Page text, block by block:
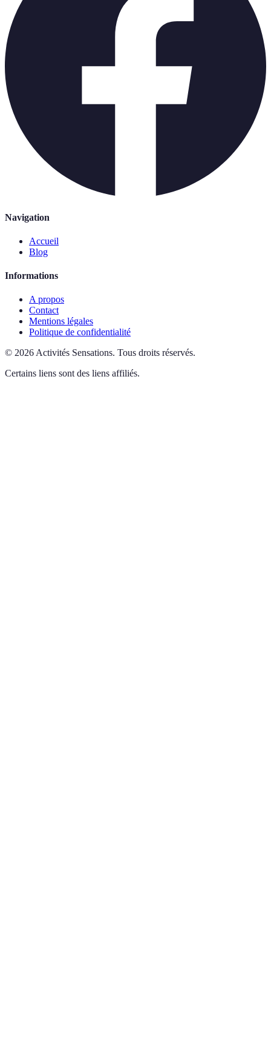
Navigation
Accueil
Blog
Informations
A propos
Contact
Mentions légales
Politique de confidentialité
© 2026 Activités Sensations. Tous droits réservés.
Certains liens sont des liens affiliés.